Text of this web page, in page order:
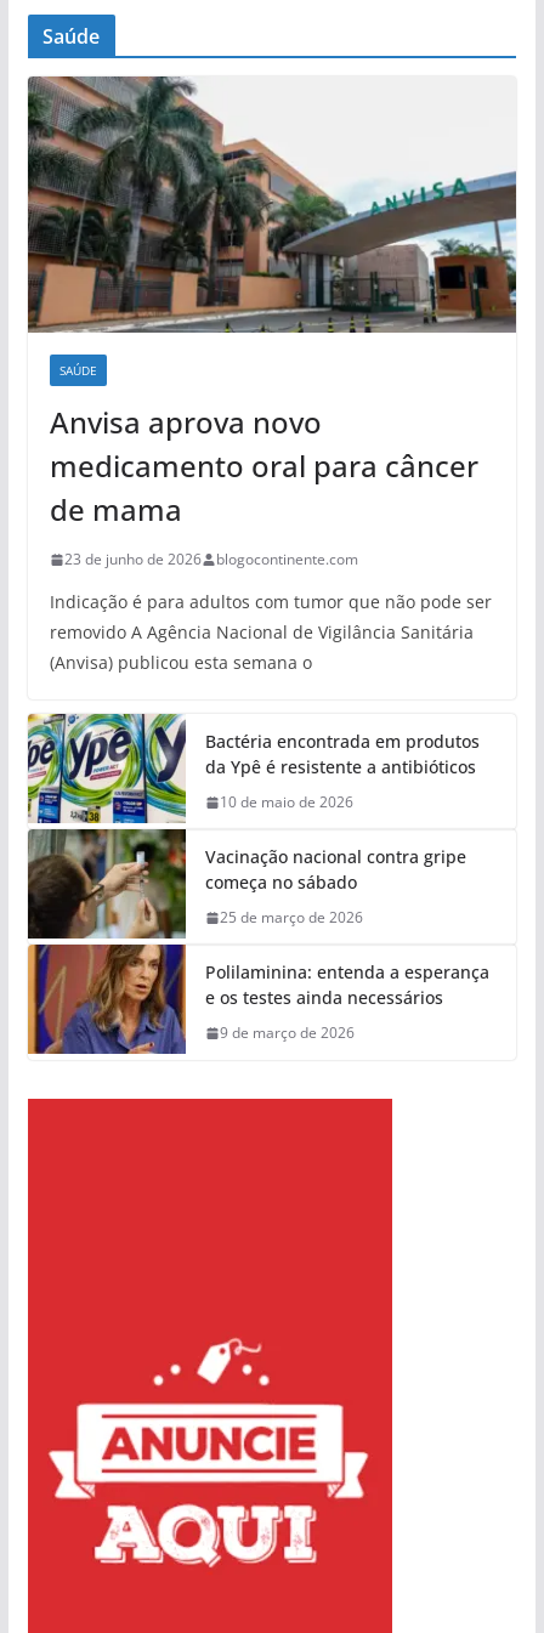
Saúde
SAÚDE
Anvisa aprova novo
medicamento oral para câncer
de mama
23 de junho de 2026 blogocontinente.com
Indicação é para adultos com tumor que não pode ser
removido A Agência Nacional de Vigilância Sanitária
(Anvisa) publicou esta semana o
Bactéria encontrada em produtos
da Ypê é resistente a antibióticos
10 de maio de 2026
Vacinação nacional contra gripe
começa no sábado
25 de março de 2026
Polilaminina: entenda a esperança
e os testes ainda necessários
9 de março de 2026